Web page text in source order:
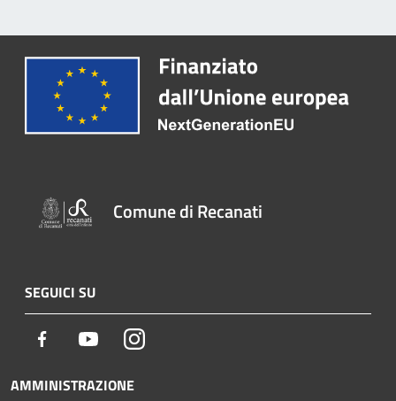
Comune di Recanati
SEGUICI SU
Facebook YoutubeInstagram
AMMINISTRAZIONE